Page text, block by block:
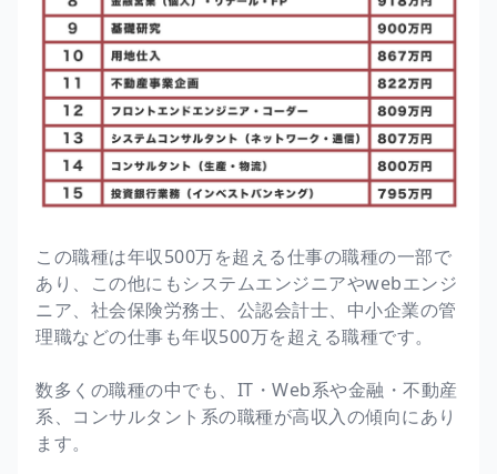
この職種は年収500万を超える仕事の職種の一部で
あり、この他にもシステムエンジニアやwebエンジ
ニア、社会保険労務士、公認会計士、中小企業の管
理職などの仕事も年収500万を超える職種です。
数多くの職種の中でも、IT・Web系や金融・不動産
系、コンサルタント系の職種が高収入の傾向にあり
ます。